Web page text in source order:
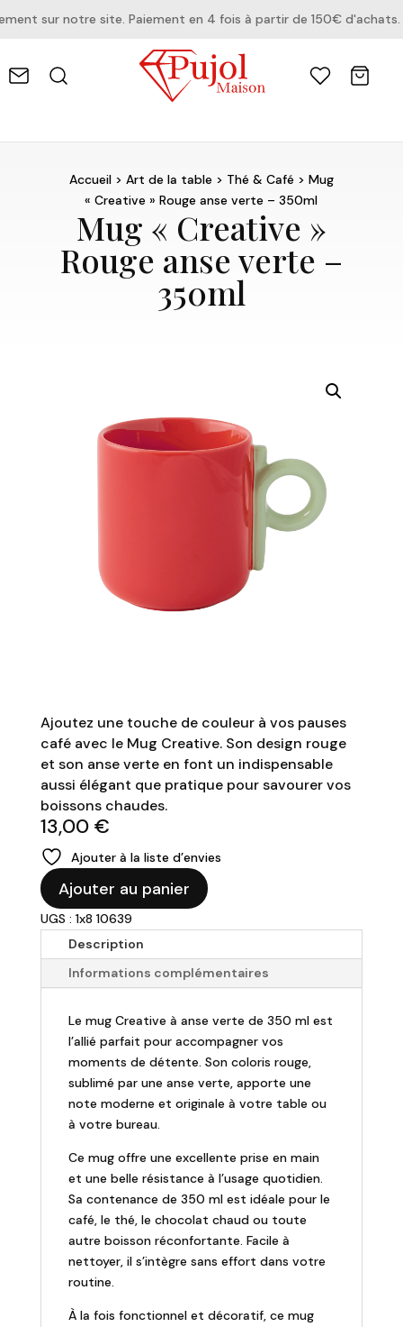
sur notre site. Paiement en 4 fois à partir de 150€ d'achats.
Accueil> Art de la table> Thé & Café> Mug
« Creative » Rouge anse verte – 350ml
Mug « Creative »
Rouge anse verte –
350ml
Ajoutez une touche de couleur à vos pauses
café avec le Mug Creative. Son design rouge
et son anse verte en font un indispensable
aussi élégant que pratique pour savourer vos
boissons chaudes.
13,00 €
Ajouter à la liste d’envies
quantité
de
Mug
"Creative"
Rouge
350ml
Ajouter au panier
UGS : 1x8 10639
Description
Informations complémentaires
Le mug Creative à anse verte de 350 ml est
l’allié parfait pour accompagner vos
moments de détente. Son coloris rouge,
sublimé par une anse verte, apporte une
note moderne et originale à votre table ou
à votre bureau.
Ce mug offre une excellente prise en main
et une belle résistance à l’usage quotidien.
Sa contenance de 350 ml est idéale pour le
café, le thé, le chocolat chaud ou toute
autre boisson réconfortante. Facile à
nettoyer, il s’intègre sans effort dans votre
routine.
À la fois fonctionnel et décoratif, ce mug